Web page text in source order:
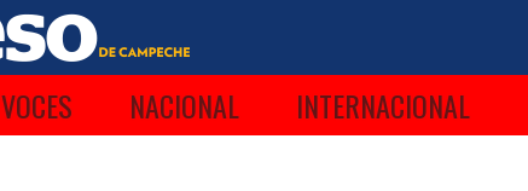
VOCES NACIONAL INTERNACIONAL